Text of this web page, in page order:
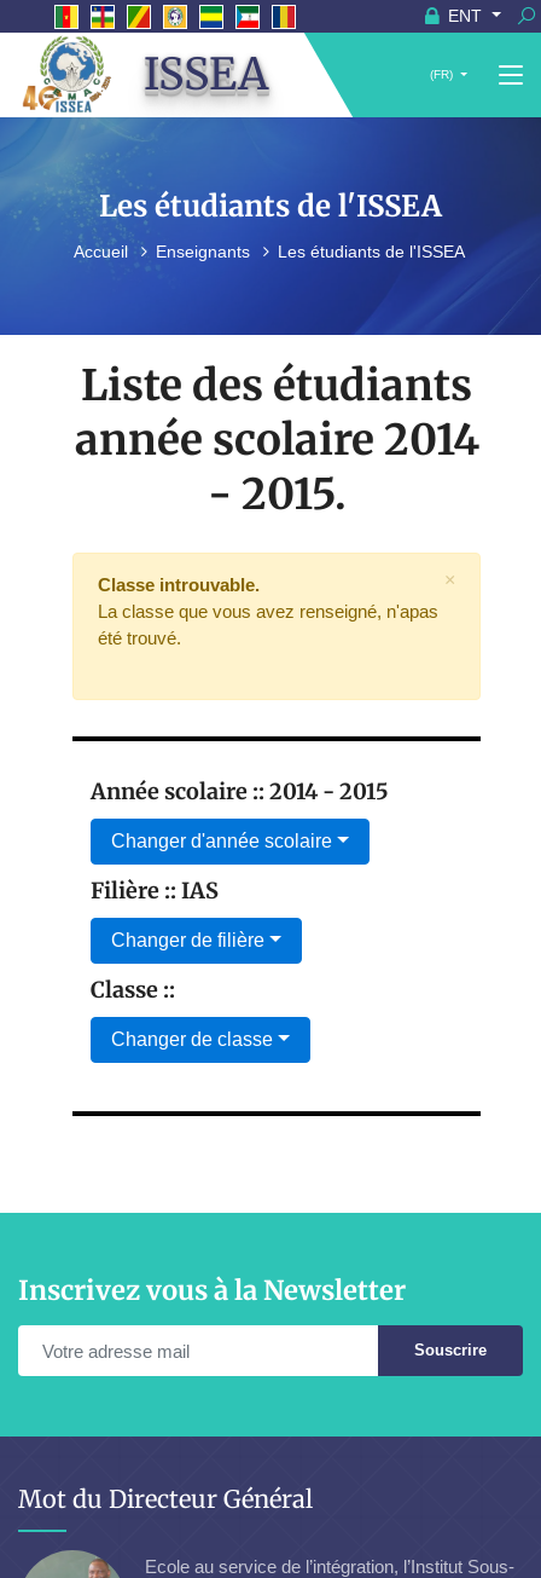
ENT
ISSEA (FR)
Les étudiants de l'ISSEA
Accueil Enseignants Les étudiants de l'ISSEA
Liste des étudiants
année scolaire 2014
- 2015.
Classe introuvable.
La classe que vous avez renseigné, n'apas
été trouvé.
×
Année scolaire :: 2014 - 2015
Changer d'année scolaire
Filière :: IAS
Changer de filière
Classe ::
Changer de classe
Inscrivez vous à la Newsletter
Souscrire
Mot du Directeur Général
Ecole au service de l’intégration, l’Institut Sous-